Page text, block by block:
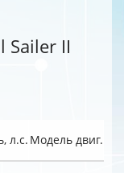
Sailer II
л.с. Модель двиг.